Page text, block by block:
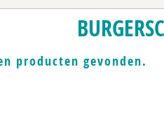
producten gevonden.